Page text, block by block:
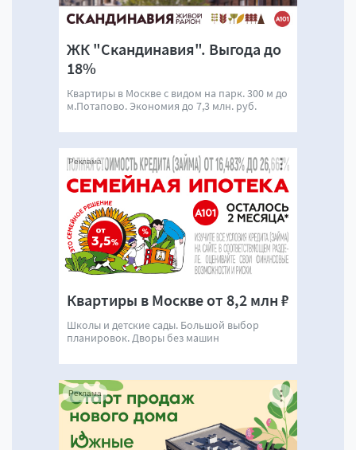
ЖК "Скандинавия". Выгода до
18%
Квартиры в Москве с видом на парк. 300 м до
м.Потапово. Экономия до 7,3 млн. руб.
Квартиры в Москве от 8,2 млн ₽
Школы и детские сады. Большой выбор
планировок. Дворы без машин
Реклама
Реклама